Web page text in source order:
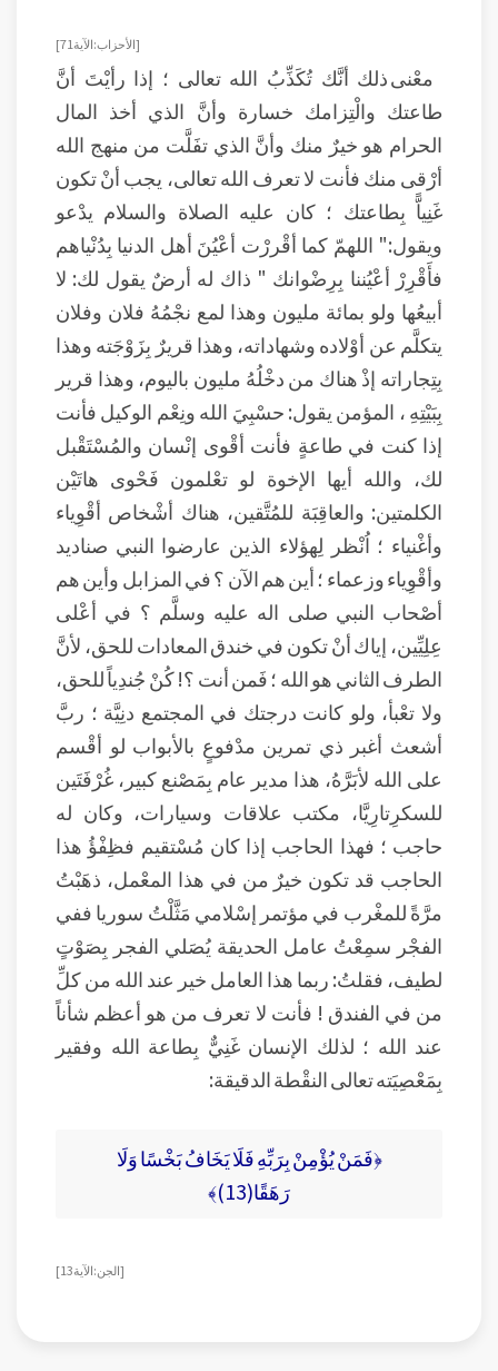
[ الأحزاب: الآية 71 ]
معْنى ذلك أنَّك تُكَذِّبُ الله تعالى ؛ إذا رأيْتَ أنَّ
طاعتك والْتِزامك خسارة وأنَّ الذي أخذ المال
الحرام هو خيرٌ منك وأنَّ الذي تفَلَّت من منهج الله
أرْقى منك فأنت لا تعرف الله تعالى، يجب أنْ تكون
غَنِياًّ بِطاعتك ؛ كان عليه الصلاة والسلام يدْعو
ويقول:" اللهمّ كما أقْررْت أعْيُنَ أهل الدنيا بِدُنْياهم
فأَقْرِرْ أعْيُننا بِرِضْوانك " ذاك له أرضٌ يقول لك: لا
أبيعُها ولو بمائة مليون وهذا لمع نجْمُهُ فلان وفلان
يتكلَّم عن أوْلاده وشهاداته، وهذا قريرٌ بِزَوْجَته وهذا
بِتِجاراته إذْ هناك من دخْلُهُ مليون باليوم، وهذا قرير
بِبَيْتِهِ ، المؤمن يقول: حسْبِيَ الله ونِعْم الوكيل فأنت
إذا كنت في طاعةٍ فأنت أقْوى إنْسان والمُسْتَقْبل
لك، والله أيها الإخوة لو تعْلمون فَحْوى هاتَيْن
الكلمتين: والعاقِبَة للمُتَّقين، هناك أشْخاص أقْوِياء
وأغْنياء ؛ اُنْظر لِهؤلاء الذين عارضوا النبي صناديد
وأقْوِياء وزعماء ؛ أين هم الآن ؟‍ في المزابل وأين هم
أصْحاب النبي صلى اله عليه وسلَّم ؟ في أعْلى
عِلِيِّين، إياك أنْ تكون في خندق المعادات للحق، لأنَّ
الطرف الثاني هو الله ؛ فَمن أنت ؟! كُنْ جُندِياً للحق،
ولا تعْبأ، ولو كانت درجتك في المجتمع دنِيَّة ؛ ربَّ
أشعث أغبر ذي تمرين مدْفوعٍ بالأبواب لو أقْسم
على الله لأبَرَّهُ، هذا مدير عام بِمَصْنع كبير، غُرْفَتَين
للسكرِتارِيَّا، مكتب علاقات وسيارات، وكان له
حاجب ؛ فهذا الحاجب إذا كان مُسْتقيم فظِفْؤُ هذا
الحاجب قد تكون خيرٌ من في هذا المعْمل، ذهَبْتُ
مرَّةً للمغْرب في مؤتمر إسْلامي مَثَّلْتُ سوريا ففي
الفجْر سمِعْتُ عامل الحديقة يُصَلي الفجر بِصَوْتٍ
لطيف، فقلتُ: ربما هذا العامل خير عند الله من كلِّ
من في الفندق ! فأنت لا تعرف من هو أعظم شأناً
عند الله ؛ لذلك الإنسان غَنِيٌّ بِطاعة الله وفقير
بِمَعْصِيَته تعالى النقْطة الدقيقة:
﴿فَمَنْ يُؤْمِنْ بِرَبِّهِ فَلَا يَخَافُ بَخْسًا وَلَا
رَهَقًا(13)﴾
[ الجن: الآية 13 ]